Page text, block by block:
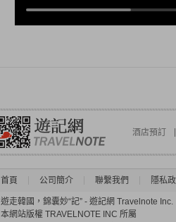
酒店預訂
首頁 公司簡介 聯繫我們 隱私
遊走韓國，錦囊妙“記” - 遊記網 Travelnote Inc.
本網站版權 TRAVELNOTE INC 所屬